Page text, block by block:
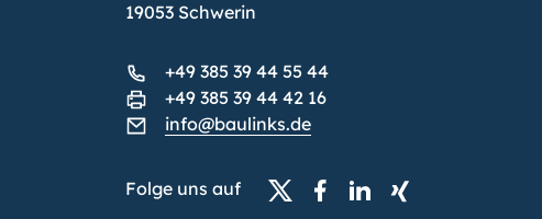
19053 Schwerin
+49 385 39 44 55 44
+49 385 39 44 42 16
info@baulinks.de
Folge uns auf